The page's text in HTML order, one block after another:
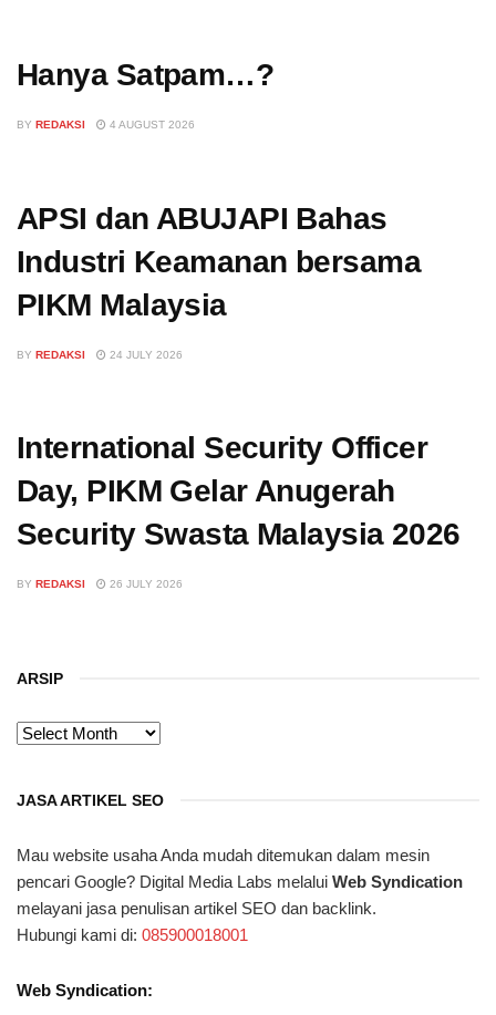
Hanya Satpam…?
BY REDAKSI 4 AUGUST 2026
APSI dan ABUJAPI Bahas
Industri Keamanan bersama
PIKM Malaysia
BY REDAKSI 24 JULY 2026
International Security Officer
Day, PIKM Gelar Anugerah
Security Swasta Malaysia 2026
BY REDAKSI 26 JULY 2026
ARSIP
ARSIP
JASA ARTIKEL SEO
Mau website usaha Anda mudah ditemukan dalam mesin
pencari Google? Digital Media Labs melalui Web Syndication
melayani jasa penulisan artikel SEO dan backlink.
Hubungi kami di: 085900018001
Web Syndication: